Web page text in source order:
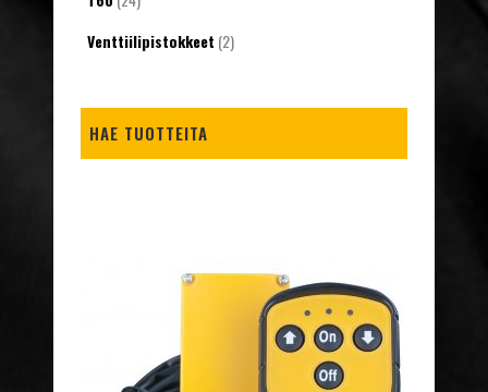
Venttiilipistokkeet (2)
HAE TUOTTEITA